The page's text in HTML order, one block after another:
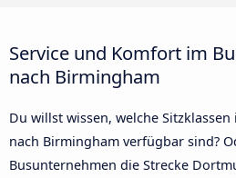
Service und Komfort im
nach Birmingham
Du willst wissen, welche
nach Birmingham verfügbar sind?
Busunternehmen die Strecke